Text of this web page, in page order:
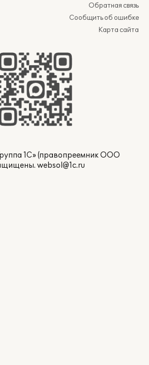
Обратная связь
Сообщить об ошибке
Карта сайта
1С» (правопреемник ООО
websol@1c.ru